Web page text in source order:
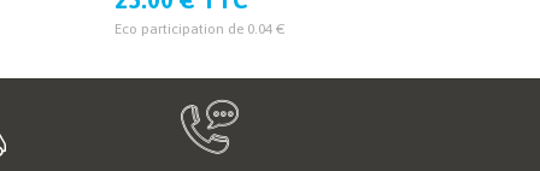
Eco participation de 0.04 €